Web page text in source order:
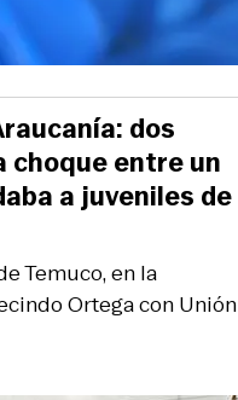
Temuco, en la
Ortega con Unión
dos
choque entre un
a juveniles de